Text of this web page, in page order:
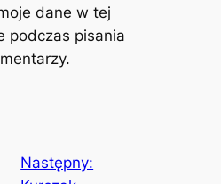
dane w tej
podczas pisania
Następny: